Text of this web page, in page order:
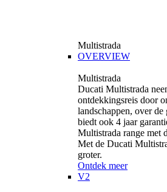
Multistrada
OVERVIEW
Multistrada
Ducati Multistrada
ontdekkingsreis door
landschappen, over
biedt ook 4 jaar
Multistrada range met
Met de Ducati
groter.
Ontdek meer
V2